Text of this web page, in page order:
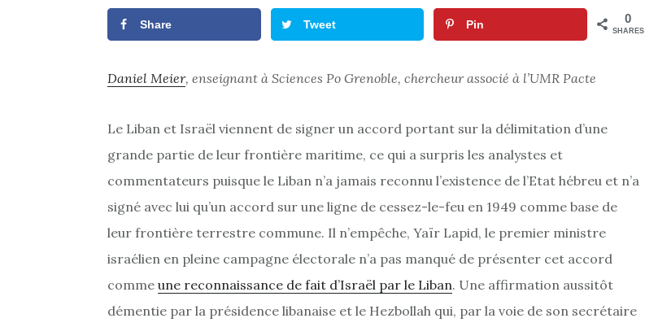
Share Tweet Pin 0
SHARES
Daniel Meier, enseignant à Sciences Po Grenoble, chercheur associé à l’UMR Pacte
Le Liban et Israël viennent de signer un accord portant sur la délimitation d’une
grande partie de leur frontière maritime, ce qui a surpris les analystes et
commentateurs puisque le Liban n’a jamais reconnu l’existence de l’Etat hébreu et n’a
signé avec lui qu’un accord sur une ligne de cessez-le-feu en 1949 comme base de
leur frontière terrestre commune. Il n’empêche, Yaïr Lapid, le premier ministre
israélien en pleine campagne électorale n’a pas manqué de présenter cet accord
comme une reconnaissance de fait d’Israël par le Liban. Une affirmation aussitôt
démentie par la présidence libanaise et le Hezbollah qui, par la voie de son secrétaire